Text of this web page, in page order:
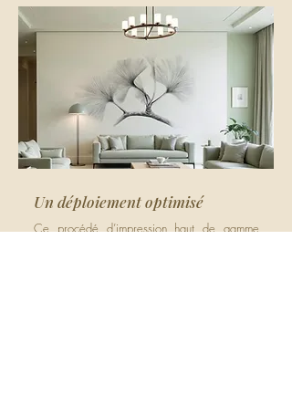
Un déploiement optimisé
Ce procédé d’impression haut de gamme